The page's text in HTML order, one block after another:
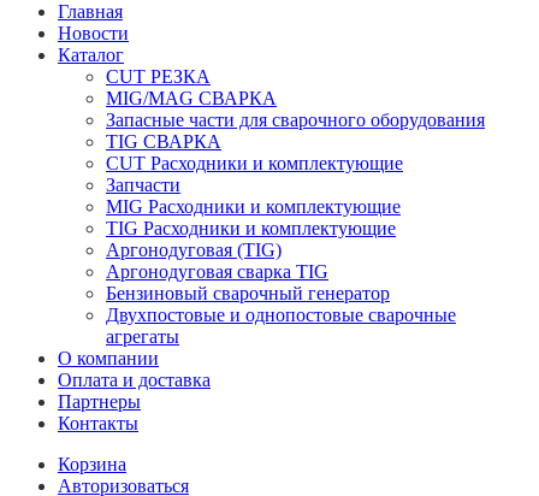
Главная
Новости
Каталог
CUT РЕЗКА
MIG/MAG СВАРКА
Запасные части для сварочного оборудования
TIG СВАРКА
CUT Расходники и комплектующие
Запчасти
MIG Расходники и комплектующие
TIG Расходники и комплектующие
Аргонодуговая (TIG)
Аргонодуговая сварка TIG
Бензиновый сварочный генератор
Двухпостовые и однопостовые сварочные
агрегаты
О компании
Оплата и доставка
Партнеры
Контакты
Корзина
Авторизоваться